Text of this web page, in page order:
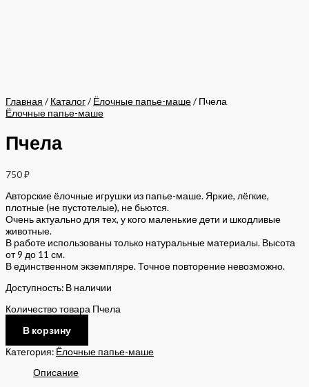
Главная / Каталог/ Ёлочные папье-маше/ Пчела
Ёлочные папье-маше
Пчела
750₽
Авторские ёлочные игрушки из папье-маше. Яркие, лёгкие,
плотные (не пустотелые), не бьются.
Очень актуально для тех, у кого маленькие дети и шкодливые
животные.
В работе использованы только натуральные материалы. Высота
от 9 до 11 см.
В единственном экземпляре. Точное повторение невозможно.
Доступность: В наличии
Количество товара Пчела
В корзину
Категория: Ёлочные папье-маше
Описание